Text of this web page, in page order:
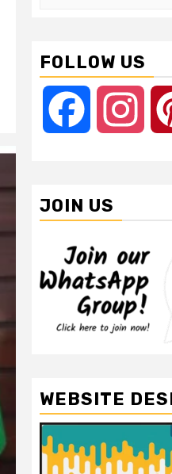
FOLLOW US
Facebook
JOIN US
WEBSITE